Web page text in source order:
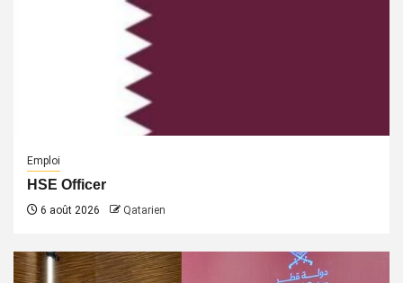
Emploi
HSE Officer
6 août 2026 Qatarien